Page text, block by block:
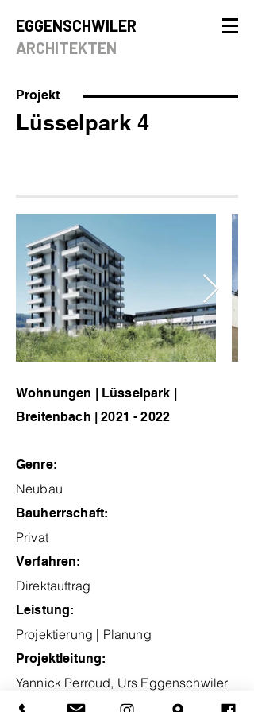
EGGENSCHWILER
ARCHITEKTEN
Projekt
Lüsselpark 4
Wohnungen | Lüsselpark |
Breitenbach |2021 - 2022
Genre:
Neubau
Bauherrschaft:
Privat
Verfahren:
Direktauftrag
Leistung:
Projektierung | Planung
Projektleitung:
Yannick Perroud, Urs Eggenschwiler